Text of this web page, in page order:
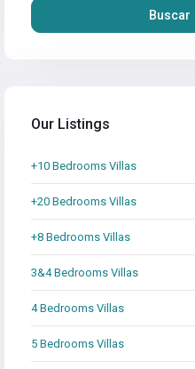
Buscar
Our Listings
+10 Bedrooms Villas
+20 Bedrooms Villas
+8 Bedrooms Villas
3&4 Bedrooms Villas
4 Bedrooms Villas
5 Bedrooms Villas